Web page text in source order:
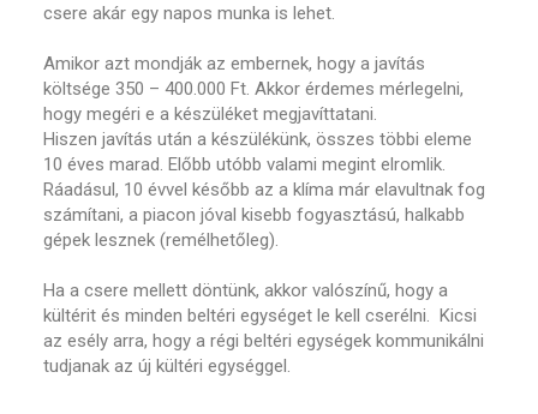
csere akár egy napos munka is lehet.
Amikor azt mondják az embernek, hogy a javítás
költsége 350 – 400.000 Ft. Akkor érdemes mérlegelni,
hogy megéri e a készüléket megjavíttatani.
Hiszen javítás után a készülékünk, összes többi eleme
10 éves marad. Előbb utóbb valami megint elromlik.
Ráadásul, 10 évvel később az a klíma már elavultnak fog
számítani, a piacon jóval kisebb fogyasztású, halkabb
gépek lesznek (remélhetőleg).
Ha a csere mellett döntünk, akkor valószínű, hogy a
kültérit és minden beltéri egységet le kell cserélni. Kicsi
az esély arra, hogy a régi beltéri egységek kommunikálni
tudjanak az új kültéri egységgel.